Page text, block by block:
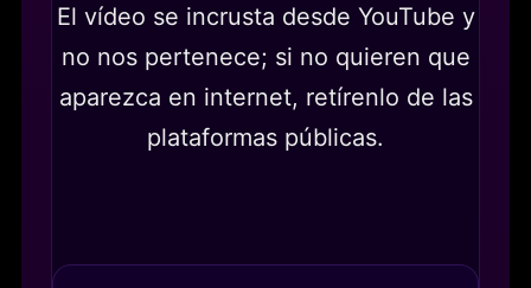
El vídeo se incrusta desde YouTube y
no nos pertenece; si no quieren que
aparezca en internet, retírenlo de las
plataformas públicas.